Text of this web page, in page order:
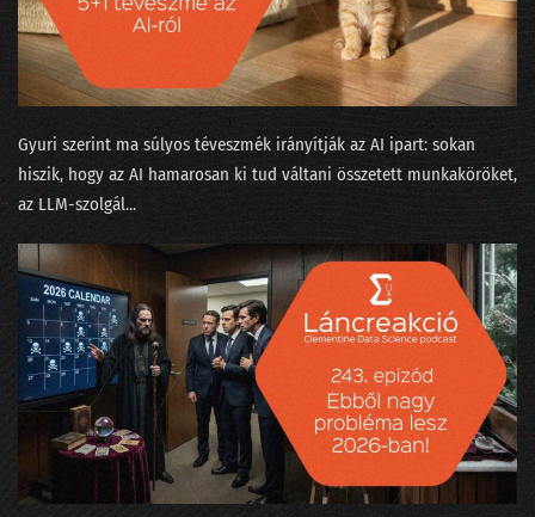
035 - Értelem és érzelem és algoritmus
034 - Mennyi baja van egy adatjogásznak az adattudósokkal?
33. NLP kerekasztal a conTEXT 2021 konferencián
32. Az otthonmunkáról szóló gigakutatás platóni szépsége
31. Regulázzuk meg a Facebookot!
30. Süti-apokalipszis a konferencián
29. Hányféleképpen lehet igent mondani?
28. Okoswhisky egy jó MI-sakkpartihoz?
27. Humánus-e a személyzetis az adatbányában?
Gyuri szerint ma súlyos téveszmék irányítják az AI ipart: sokan
hiszik, hogy az AI hamarosan ki tud váltani összetett munkaköröket,
az LLM-szolgál...